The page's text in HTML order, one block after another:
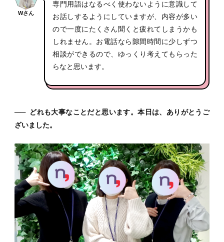
Wさん
専門用語はなるべく使わないように意識して
お話しするようにしていますが、内容が多い
ので一度にたくさん聞くと疲れてしまうかも
しれません。お電話なら隙間時間に少しずつ
相談ができるので、ゆっくり考えてもらった
らなと思います。
──
どれも大事なことだと思います。本日は、ありがとうご
ざいました。